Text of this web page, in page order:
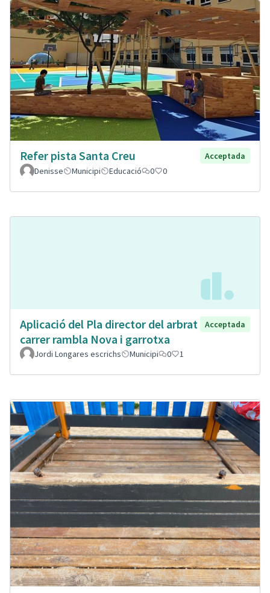
Refer pista Santa Creu
Acceptada
Denisse
Municipi Educació 0 0
Aplicació del Pla director del arbrat
carrer rambla Nova i garrotxa
Acceptada
Jordi Longares escrichs Municipi 0 1